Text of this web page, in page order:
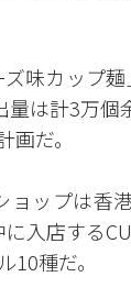
味カップ
は計3万個
だ。
ップは香
入店する
種だ。